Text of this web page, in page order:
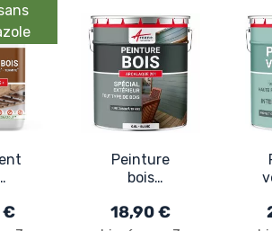
-
€
Peinture
bois
intérieur -
18,90 €